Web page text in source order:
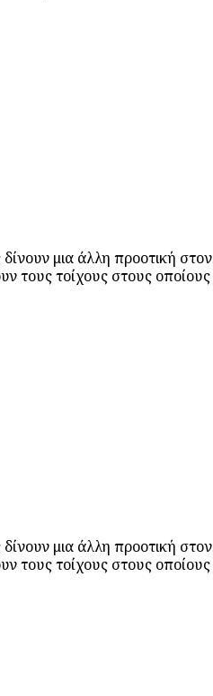
δίνουν μια άλλη προοτική στον
τους τοίχους στους οποίους
δίνουν μια άλλη προοτική στον
τους τοίχους στους οποίους